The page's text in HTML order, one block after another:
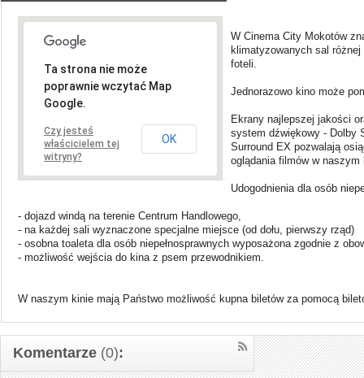
Ta strona nie może
poprawnie wczytać Map
Google.
Czy jesteś
właścicielem tej
witryny?
OK
W Cinema City Mokotów
klimatyzowanych sal
foteli.
Jednorazowo kino może
Ekrany najlepszej jakości
system dźwiękowy - Dolby
Surround EX pozwalają
oglądania filmów w naszym
Udogodnienia dla osób
- dojazd windą na terenie Centrum Handlowego,
- na każdej sali wyznaczone specjalne miejsce (od dołu, pierwszy rząd)
- osobna toaleta dla osób niepełnosprawnych wyposażona zgodnie z
- możliwość wejścia do kina z psem przewodnikiem.
W naszym kinie mają Państwo możliwość kupna biletów za pomocą
Komentarze (0):